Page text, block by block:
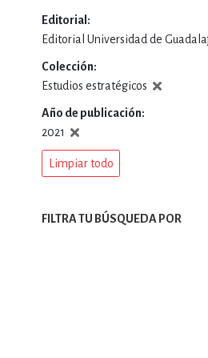
Editorial
Editorial Universidad de
Colección
Estudios estratégicos
Año de publicación
2021
Limpiar todo
FILTRA TU BÚSQUEDA POR